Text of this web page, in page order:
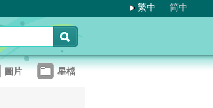
繁中 简中
圖片 星檔